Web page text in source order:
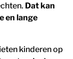
Dat kan
en lange
kinderen op